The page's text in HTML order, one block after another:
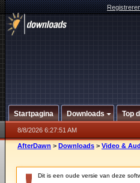
Startpagina Downloads Top
8/8/2026 6:27:51 AM
AfterDawn > Downloads > Video &
Dit is een oude versie van deze